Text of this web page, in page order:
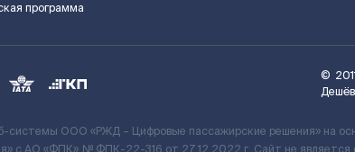
программа
©
системы ООО «РЖД – Цифровые пассажирские решения» на